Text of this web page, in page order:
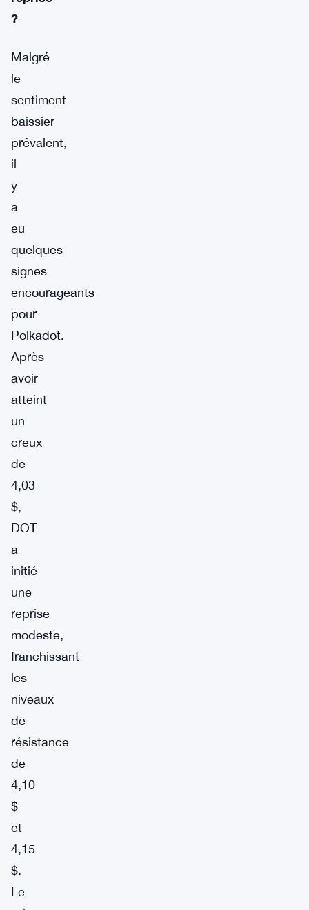
?
Malgré
le
sentiment
baissier
prévalent,
il
y
a
eu
quelques
signes
encourageants
pour
Polkadot.
Après
avoir
atteint
un
creux
de
4,03
$,
DOT
a
initié
une
reprise
modeste,
franchissant
les
niveaux
de
résistance
de
4,10
$
et
4,15
$.
Le